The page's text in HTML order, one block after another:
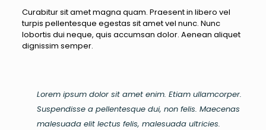
Curabitur sit amet magna quam. Praesent in libero vel
turpis pellentesque egestas sit amet vel nunc. Nunc
lobortis dui neque, quis accumsan dolor. Aenean aliquet
dignissim semper.
Lorem ipsum dolor sit amet enim. Etiam ullamcorper.
Suspendisse a pellentesque dui, non felis. Maecenas
malesuada elit lectus felis, malesuada ultricies.